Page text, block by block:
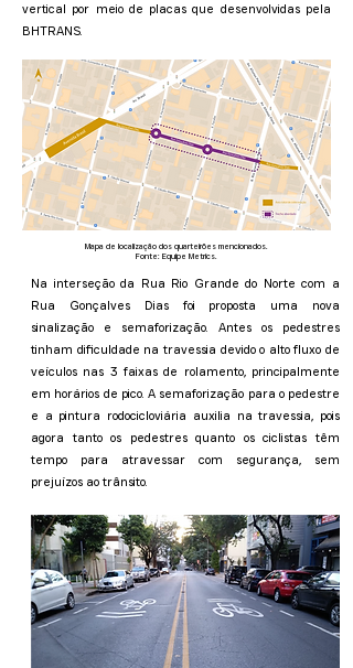
vertical por meio de placas que desenvolvidas pela
BHTRANS.
Mapa de localização dos quarteirões mencionados.
Fonte: Equipe Metrics.
Na interseção da Rua Rio Grande do Norte com a
Rua Gonçalves Dias foi proposta uma nova
sinalização e semaforização. Antes os pedestres
tinham dificuldade na travessia devido o alto fluxo de
veículos nas 3 faixas de rolamento, principalmente
em horários de pico. A semaforização para o pedestre
e a pintura rodocicloviária auxilia na travessia, pois
agora tanto os pedestres quanto os ciclistas têm
tempo para atravessar com segurança, sem
prejuízos ao trânsito.